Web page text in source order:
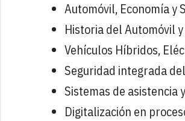
Automóvil, Economía y
Historia del Automóvil
Vehículos Híbridos,
Seguridad integrada
Sistemas de asistencia
Digitalización en